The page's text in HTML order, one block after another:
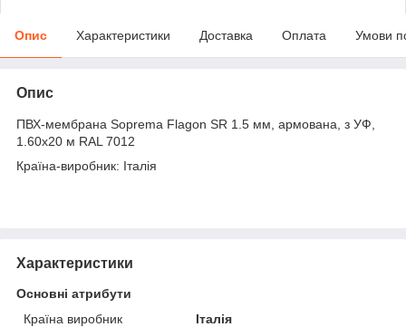
Опис Характеристики Доставка Оплата Умови
Опис
ПВХ-мембрана Soprema Flagon SR 1.5 мм, армована, з УФ,
1.60х20 м RAL 7012
Країна-виробник: Італія
Характеристики
Основні атрибути
Країна виробник
Італія